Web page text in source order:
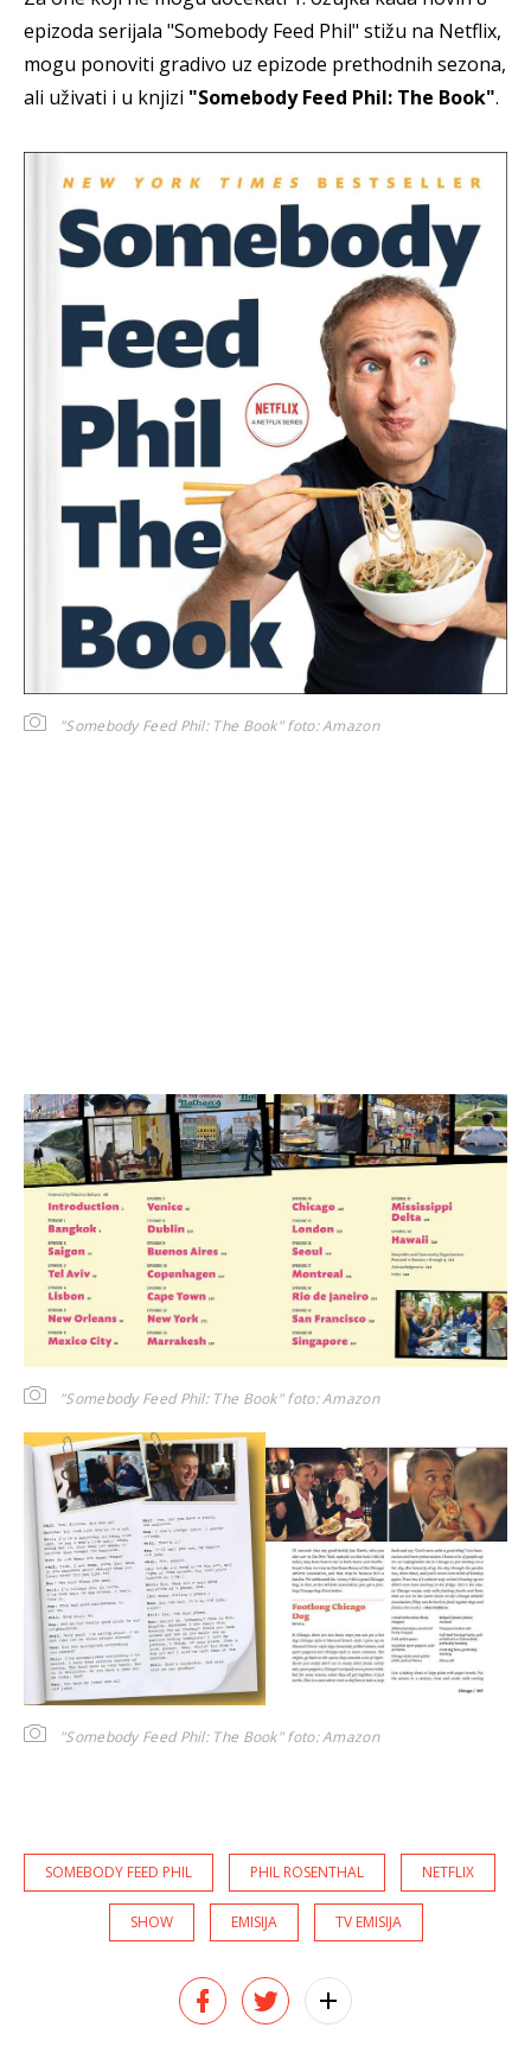
epizoda serijala "Somebody Feed Phil" stižu na Netflix,
mogu ponoviti gradivo uz epizode prethodnih sezona,
ali uživati i u knjizi "Somebody Feed Phil: The Book".
"Somebody Feed Phil: The Book"foto: Amazon
"Somebody Feed Phil: The Book"foto: Amazon
"Somebody Feed Phil: The Book"foto: Amazon
SOMEBODY FEED PHIL PHIL ROSENTHAL NETFLIX
SHOW EMISIJA TV EMISIJA